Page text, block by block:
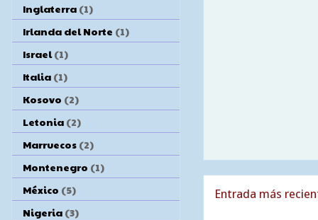
Entrada más
Inglaterra (1)
Irlanda del Norte (1)
Israel (1)
Italia (1)
Kosovo (2)
Letonia (2)
Marruecos (2)
Montenegro (1)
México (5)
Nigeria (3)